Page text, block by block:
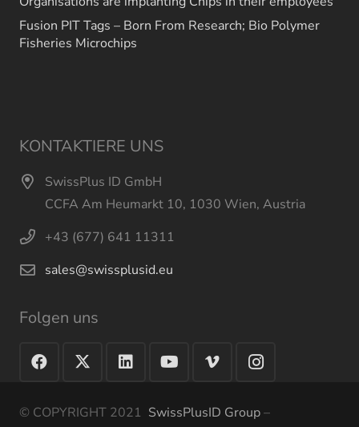
Fusion PIT Tags – Born From Research; Bio Polymer
Fisheries Microchips
KONTAKTIERE UNS
SwissPlus ID GmbH
CCFA Am Heumarkt 10, 1030 Wien, Austria
+43 (677) 641 11311
sales@swissplusid.eu
Folgen uns
© COPYRIGHT 2021 SwissPlusID Group–